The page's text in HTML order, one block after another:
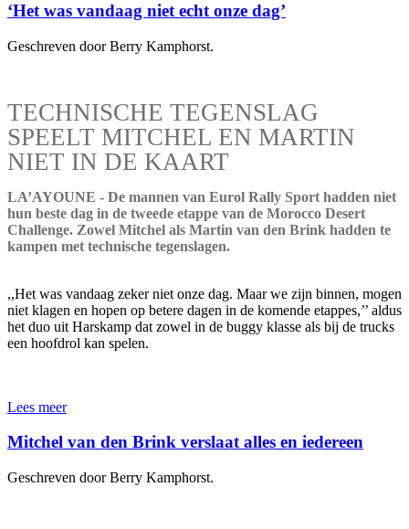
‘Het was vandaag niet echt onze dag’
Geschreven door Berry Kamphorst.
TECHNISCHE TEGENSLAG
SPEELT MITCHEL EN MARTIN
NIET IN DE KAART
LA’AYOUNE - De mannen van Eurol Rally Sport hadden niet
hun beste dag in de tweede etappe van de Morocco Desert
Challenge. Zowel Mitchel als Martin van den Brink hadden te
kampen met technische tegenslagen.
,,Het was vandaag zeker niet onze dag. Maar we zijn binnen, mogen
niet klagen en hopen op betere dagen in de komende etappes,’’ aldus
het duo uit Harskamp dat zowel in de buggy klasse als bij de trucks
een hoofdrol kan spelen.
Lees meer
Mitchel van den Brink verslaat alles en iedereen
Geschreven door Berry Kamphorst.